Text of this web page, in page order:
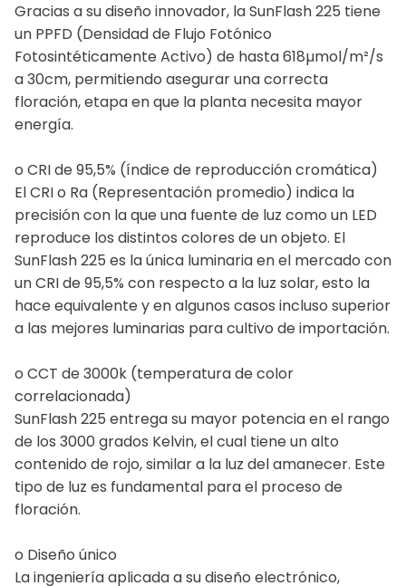
Gracias a su diseño innovador, la SunFlash 225 tiene
un PPFD (Densidad de Flujo Fotónico
Fotosintéticamente Activo) de hasta 618µmol/m²/s
a 30cm, permitiendo asegurar una correcta
floración, etapa en que la planta necesita mayor
energía.
o CRI de 95,5% (índice de reproducción cromática)
El CRI o Ra (Representación promedio) indica la
precisión con la que una fuente de luz como un LED
reproduce los distintos colores de un objeto. El
SunFlash 225 es la única luminaria en el mercado con
un CRI de 95,5% con respecto a la luz solar, esto la
hace equivalente y en algunos casos incluso superior
a las mejores luminarias para cultivo de importación.
o CCT de 3000k (temperatura de color
correlacionada)
SunFlash 225 entrega su mayor potencia en el rango
de los 3000 grados Kelvin, el cual tiene un alto
contenido de rojo, similar a la luz del amanecer. Este
tipo de luz es fundamental para el proceso de
floración.
o Diseño único
La ingeniería aplicada a su diseño electrónico,